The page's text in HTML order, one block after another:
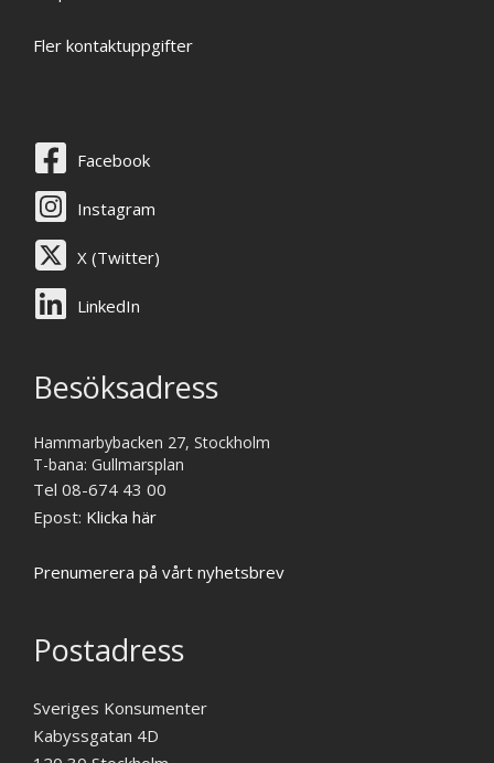
Fler kontaktuppgifter
Facebook
Instagram
X (Twitter)
LinkedIn
Besöksadress
Hammarbybacken 27, Stockholm
T-bana: Gullmarsplan
Tel 08-674 43 00
Epost: Klicka här
Prenumerera på vårt nyhetsbrev
Postadress
Sveriges Konsumenter
Kabyssgatan 4D